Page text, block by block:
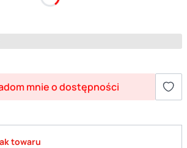
mnie o dostępności
towaru